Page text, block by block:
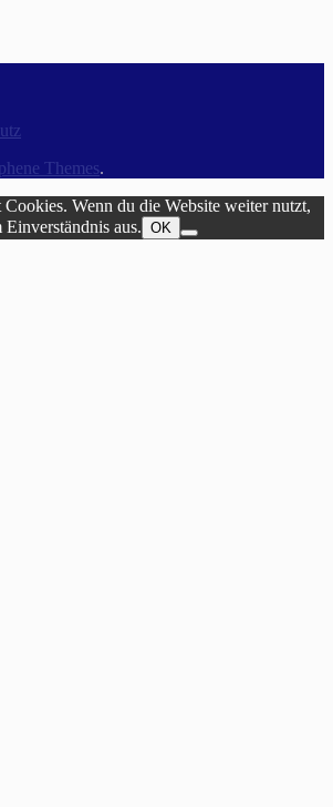
Themes.
Cookies. Wenn du die Website weiter nutzt,
aus. OK